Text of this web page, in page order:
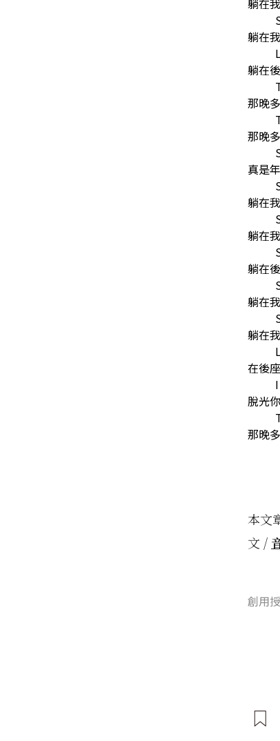
躺在
躺在
躺在
那晚
那晚
真是
躺在
躺在
躺在
躺在
躺在
在後
脫光
那晚
本文
文 /
創用